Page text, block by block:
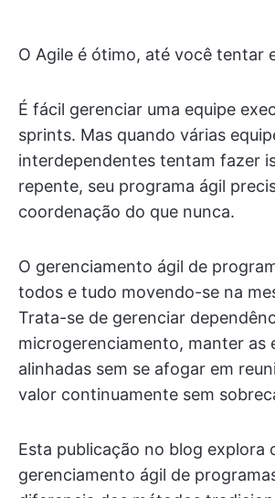
O Agile é ótimo, até você tentar
É fácil gerenciar uma equipe
sprints. Mas quando várias
interdependentes tentam fazer
repente, seu programa ágil
coordenação do que nunca.
O gerenciamento ágil de
todos e tudo movendo-se na
Trata-se de gerenciar
microgerenciamento, manter as
alinhadas sem se afogar em
valor continuamente sem
Esta publicação no blog explora
gerenciamento ágil de